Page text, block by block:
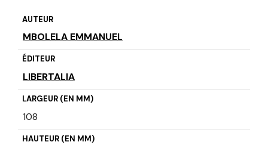
AUTEUR
MBOLELA EMMANUEL
ÉDITEUR
LIBERTALIA
LARGEUR (EN MM)
108
HAUTEUR (EN MM)